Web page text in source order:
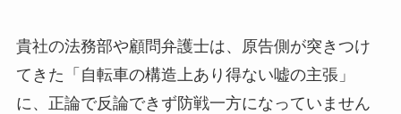
貴社の法務部や顧問弁護士は、原告側が突きつけ
てきた「自転車の構造上あり得ない嘘の主張」
に、正論で反論できず防戦一方になっていません